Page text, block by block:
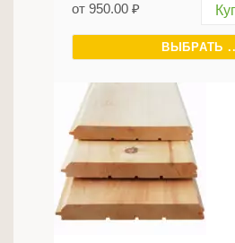
от 950.00 ₽
ВЫБРАТЬ